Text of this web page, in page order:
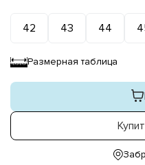
42 43 44
Размерная таблица